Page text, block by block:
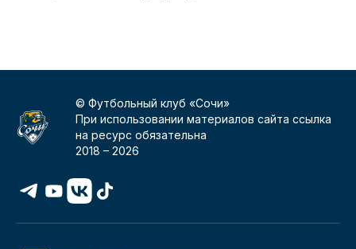
© Футбольный клуб «Сочи»
При использовании материалов сайта ссылка
на ресурс обязательна
2018 –2026